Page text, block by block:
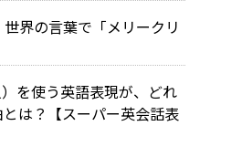
界の言葉で「メリークリ
を使う英語表現が、どれ
は？【スーパー英会話表